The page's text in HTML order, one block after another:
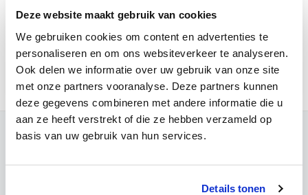
Deze website maakt gebruik van cookies
We gebruiken cookies om content en advertenties te
personaliseren en om ons websiteverkeer te analyseren.
Ook delen we informatie over uw gebruik van onze site
met onze partners vooranalyse. Deze partners kunnen
deze gegevens combineren met andere informatie die u
aan ze heeft verstrekt of die ze hebben verzameld op
basis van uw gebruik van hun services.
Details tonen
Zorgprofessionals voor COVID-testpunt in
MCH Leuven en drive-in Tervuren
Contact
Campus Louvain